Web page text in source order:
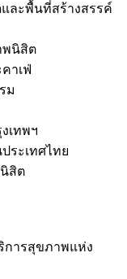
ละพื้นที่สร้างสรรค์
พนิสิต
าเฟ่
ม
เทพฯ
ระเทศไทย
สิต
การสุขภาพแห่ง